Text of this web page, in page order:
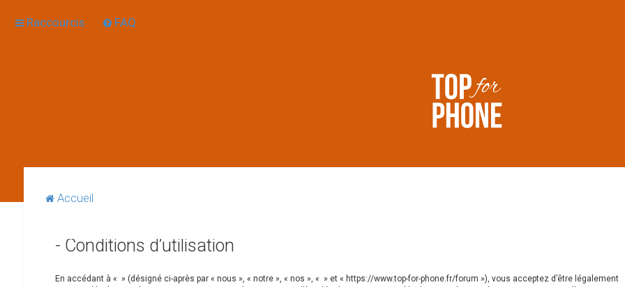
Raccourcis FAQ
Accueil
- Conditions d’utilisation
En accédant à « » (désigné ci-après par « nous », « notre », « nos », « » et « https://www.top-for-phone.fr/forum »), vous acceptez d’être légalement